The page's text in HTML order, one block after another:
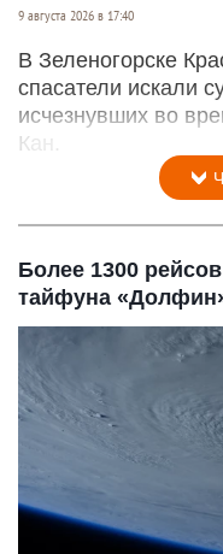
9 августа 2026 в 17:40
В Зеленогорске
спасатели искали
исчезнувших во
Кан.
Более 1300
тайфуна